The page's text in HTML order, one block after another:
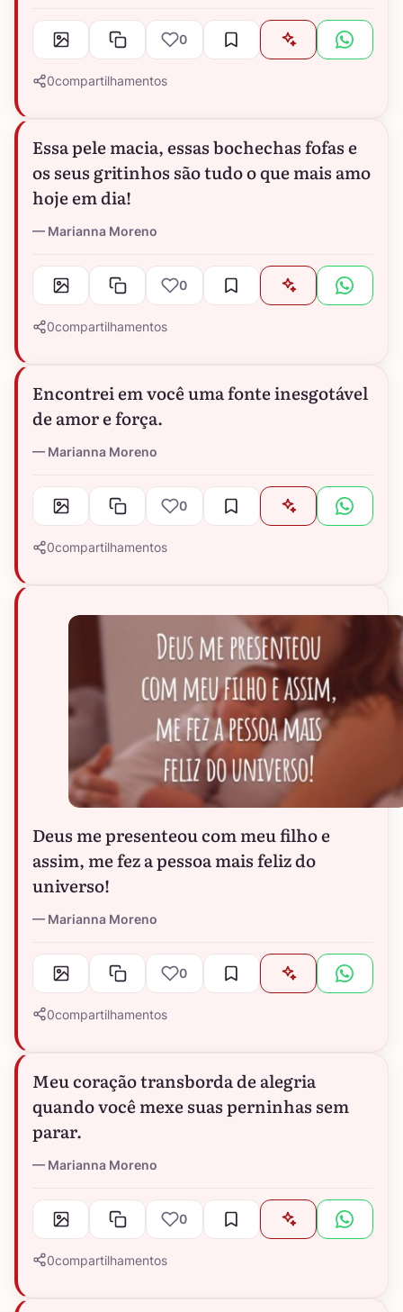
0
0compartilhamentos
Essa pele macia, essas bochechas fofas e
os seus gritinhos são tudo o que mais amo
hoje em dia!
Marianna Moreno
0
0compartilhamentos
Encontrei em você uma fonte inesgotável
de amor e força.
Marianna Moreno
0
0compartilhamentos
Deus me presenteou com meu filho e
assim, me fez a pessoa mais feliz do
universo!
Marianna Moreno
0
0compartilhamentos
Meu coração transborda de alegria
quando você mexe suas perninhas sem
parar.
Marianna Moreno
0
0compartilhamentos